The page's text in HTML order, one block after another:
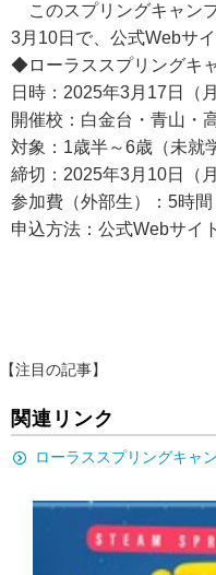
このスプリングキャン
3月10日で、公式Webサ
◆ローラススプリングキ
日時：2025年3月17日（
開催校：白金台・青山・
対象：1歳半～6歳（未就
締切：2025年3月10日（月
参加費（外部生）：5時
申込方法：公式Webサイ
【注目の記事】
関連リンク
ローラススプリングキャ